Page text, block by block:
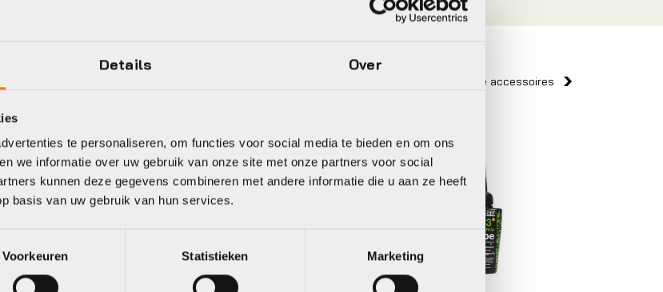
Details Over
te personaliseren, om functies voor social media te bieden en om ons
we informatie over uw gebruik van onze site met onze partners voor social
kunnen deze gegevens combineren met andere informatie die u aan ze heeft
basis van uw gebruik van hun services.
Voorkeuren Statistieken Marketing
Bekijk alle accessoires
Muc Off Muc Off